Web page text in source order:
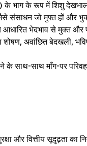
के भाग के रूप में शिशु
संसाधन जो मुफ्त हों और
आधारित भेदभाव से मुक्त और
शोषण, अवांछित
साथ-साथ माँग-पर
और वित्तीय सूदृढ़ता